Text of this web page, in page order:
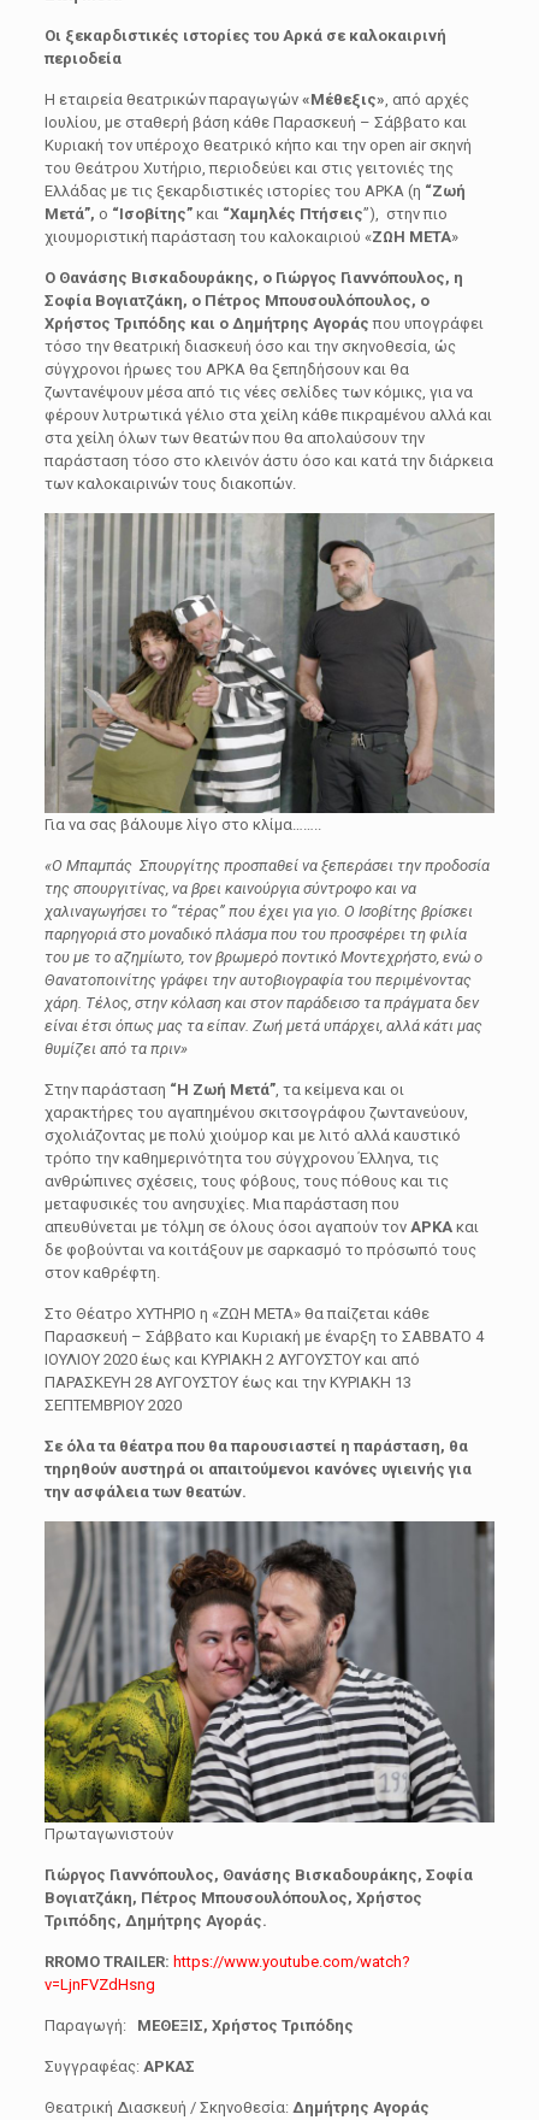
Οι ξεκαρδιστικές ιστορίες του Αρκά σε καλοκαιρινή
περιοδεία
Η εταιρεία θεατρικών παραγωγών «Μέθεξις» , από αρχές
Ιουλίου, με σταθερή βάση κάθε Παρασκευή – Σάββατο και
Κυριακή τον υπέροχο θεατρικό κήπο και την open air σκηνή
του Θεάτρου Χυτήριο, περιοδεύει και στις γειτονιές της
Ελλάδας με τις ξεκαρδιστικές ιστορίες του ΑΡΚΑ (η “Ζωή
Μετά”, ο “Ισοβίτης” και “Χαμηλές Πτήσεις”), στην πιο
χιουμοριστική παράσταση του καλοκαιριού «ΖΩΗ ΜΕΤΑ»
Ο Θανάσης Βισκαδουράκης, ο Γιώργος Γιαννόπουλος, η
Σοφία Βογιατζάκη, ο Πέτρος Μπουσουλόπουλος, ο
Χρήστος Τριπόδης και ο Δημήτρης Αγοράς που υπογράφει
τόσο την θεατρική διασκευή όσο και την σκηνοθεσία, ώς
σύγχρονοι ήρωες του ΑΡΚΑ θα ξεπηδήσουν και θα
ζωντανέψουν μέσα από τις νέες σελίδες των κόμικς, για να
φέρουν λυτρωτικά γέλιο στα χείλη κάθε πικραμένου αλλά και
στα χείλη όλων των θεατών που θα απολαύσουν την
παράσταση τόσο στο κλεινόν άστυ όσο και κατά την διάρκεια
των καλοκαιρινών τους διακοπών.
Για να σας βάλουμε λίγο στο κλίμα……..
«Ο Μπαμπάς Σπουργίτης προσπαθεί να ξεπεράσει την προδοσία
της σπουργιτίνας, να βρει καινούργια σύντροφο και να
χαλιναγωγήσει το “τέρας” που έχει για γιο. Ο Ισοβίτης βρίσκει
παρηγοριά στο μοναδικό πλάσμα που του προσφέρει τη φιλία
του με το αζημίωτο, τον βρωμερό ποντικό Μοντεχρήστο, ενώ ο
Θανατοποινίτης γράφει την αυτοβιογραφία του περιμένοντας
χάρη. Τέλος, στην κόλαση και στον παράδεισο τα πράγματα δεν
είναι έτσι όπως μας τα είπαν. Ζωή μετά υπάρχει, αλλά κάτι μας
θυμίζει από τα πριν»
Στην παράσταση “Η Ζωή Μετά”, τα κείμενα και οι
χαρακτήρες του αγαπημένου σκιτσογράφου ζωντανεύουν,
σχολιάζοντας με πολύ χιούμορ και με λιτό αλλά καυστικό
τρόπο την καθημερινότητα του σύγχρονου Έλληνα, τις
ανθρώπινες σχέσεις, τους φόβους, τους πόθους και τις
μεταφυσικές του ανησυχίες. Μια παράσταση που
απευθύνεται με τόλμη σε όλους όσοι αγαπούν τον ΑΡΚΑκαι
δε φοβούνται να κοιτάξουν με σαρκασμό το πρόσωπό τους
στον καθρέφτη.
Στο Θέατρο ΧΥΤΗΡΙΟ η «ΖΩΗ ΜΕΤΑ» θα παίζεται κάθε
Παρασκευή – Σάββατο και Κυριακή με έναρξη το ΣΑΒΒΑΤΟ 4
ΙΟΥΛΙΟΥ 2020 έως και ΚΥΡΙΑΚΗ 2 ΑΥΓΟΥΣΤΟΥ και από
ΠΑΡΑΣΚΕΥΗ 28 ΑΥΓΟΥΣΤΟΥ έως και την ΚΥΡΙΑΚΗ 13
ΣΕΠΤΕΜΒΡΙΟΥ 2020
Σε όλα τα θέατρα που θα παρουσιαστεί η παράσταση, θα
τηρηθούν αυστηρά οι απαιτούμενοι κανόνες υγιεινής για
την ασφάλεια των θεατών.
Πρωταγωνιστούν
Γιώργος Γιαννόπουλος, Θανάσης Βισκαδουράκης, Σοφία
Βογιατζάκη, Πέτρος Μπουσουλόπουλος, Χρήστος
Τριπόδης, Δημήτρης Αγοράς.
RROMO TRAILER: https://www.youtube.com/watch?
v=LjnFVZdHsng
Παραγωγή: ΜΕΘΕΞΙΣ, Χρήστος Τριπόδης
Συγγραφέας: ΑΡΚΑΣ
Θεατρική Διασκευή / Σκηνοθεσία: Δημήτρης Αγοράς